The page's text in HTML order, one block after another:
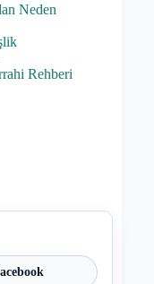
Neden
Rehberi